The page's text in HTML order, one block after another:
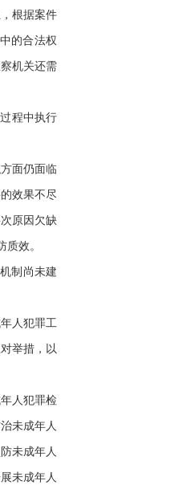
根据案件
的合法权
机关还需
程中执行
面仍面临
效果不尽
原因欠缺
效。
制尚未建
人犯罪工
举措，以
人犯罪检
未成年人
未成年人
未成年人